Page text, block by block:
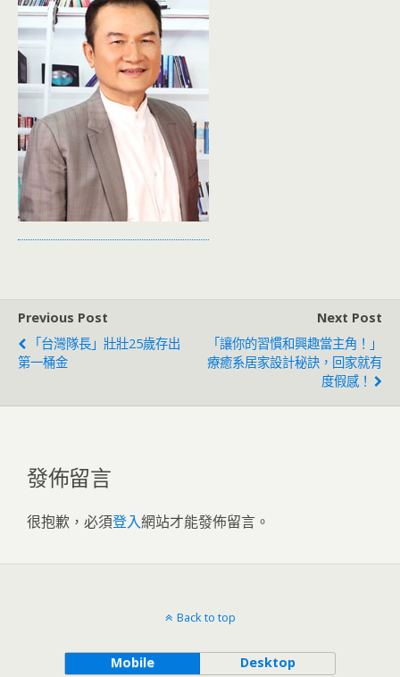
Previous Post
「台灣隊長」壯壯25歲存出
第一桶金
Next Post
「讓你的習慣和興趣當主角！」
療癒系居家設計秘訣，回家就有
度假感！
發佈留言
很抱歉，必須登入網站才能發佈留言。
Back to top
Mobile Desktop